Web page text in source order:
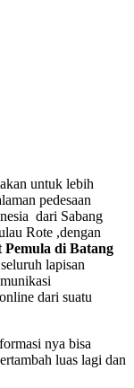
untuk lebih
pedesaan
dari Sabang
Rote ,dengan
di Batang
seluruh lapisan
dari suatu
nya bisa
luas lagi dan